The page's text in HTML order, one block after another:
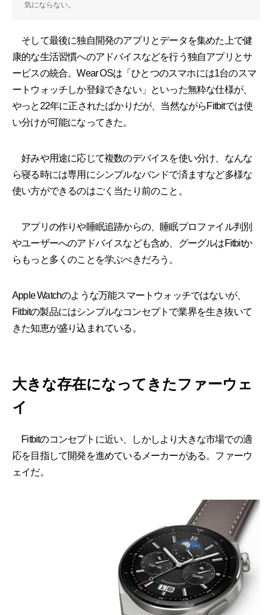
気にならない。
そして最後に独自開発のアプリとデータを集めた上で健
康的な生活習慣へのアドバイスなどを行う独自アプリとサ
ービスの統合。Wear OSは「ひとつのスマホには1台のスマ
ートウォッチしか登録できない」といった無粋な仕様が、
やっと22年に正されたばかりだが、当然ながらFitbitでは使
い分けが可能になってきた。
好みや用途に応じて複数のデバイスを使い分け、なんな
ら寝る時には専用にシンプルなバンドで済ますなど多様な
使い方ができるのはごく当たり前のこと。
アプリの作りや睡眠追跡からの、睡眠プロファイル判別
やユーザーへのアドバイスなども含め、グーグルはFitbitか
らもっと多くのことを学ぶべきだろう。
Apple Watchのような万能スマートウォッチではないが、
Fitbitの製品にはシンプルなコンセプトで業界を生き抜いて
きた知恵が盛り込まれている。
大きな存在になってきたファーウェ
イ
Fitbitのコンセプトに近い、しかしより大きな市場での適
応を目指して開発を進めているメーカーがある。ファーウ
ェイだ。